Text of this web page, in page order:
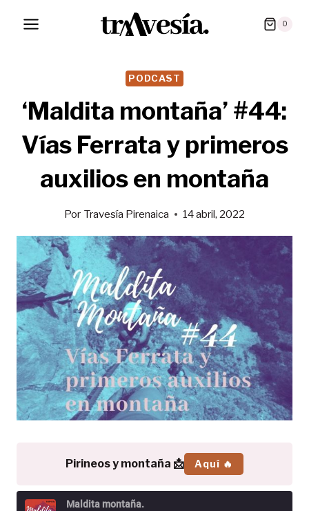
0
PODCAST
‘Maldita montaña’ #44:
Vías Ferrata y primeros
auxilios en montaña
Por Travesía Pirenaica 14 abril, 2022
Pirineos y montaña 📩 Aquí 🔥
Maldita montaña.